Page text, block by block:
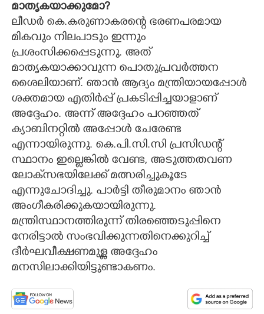
മാതൃകയാക്കുമോ?
ലീഡർ കെ.കരുണാകരന്റെ ഭരണപരമായ
മികവും നിലപാടും ഇന്നും
പ്രശംസിക്കപ്പെടുന്നു. അത്
മാതൃകയാക്കാവുന്ന പൊതുപ്രവർത്തന
ശൈലിയാണ്. ഞാൻ ആദ്യം മന്ത്രിയായപ്പോൾ
ശക്തമായ എതിർപ്പ് പ്രകടിപ്പിച്ചയാളാണ്
അദ്ദേഹം. അന്ന് അദ്ദേഹം പറഞ്ഞത്
ക്യാബിനറ്റിൽ അപ്പോൾ ചേരേണ്ട
എന്നായിരുന്നു. കെ.പി.സി.സി പ്രസിഡന്റ്
സ്ഥാനം ഇല്ലെങ്കിൽ വേണ്ട, അടുത്തതവണ
ലോക്‌സഭയിലേക്ക് മത്സരിച്ചുകൂടേ
എന്നുചോദിച്ചു. പാർട്ടി തീരുമാനം ഞാൻ
അംഗീകരിക്കുകയായിരുന്നു.
മന്ത്രിസ്ഥാനത്തിരുന്ന് തിരഞ്ഞെടുപ്പിനെ
നേരിട്ടാൽ സംഭവിക്കുന്നതിനെക്കുറിച്ച്
ദീർഘവീക്ഷണമുള്ള അദ്ദേഹം
മനസിലാക്കിയിട്ടുണ്ടാകണം.
Share this link
Copy Link